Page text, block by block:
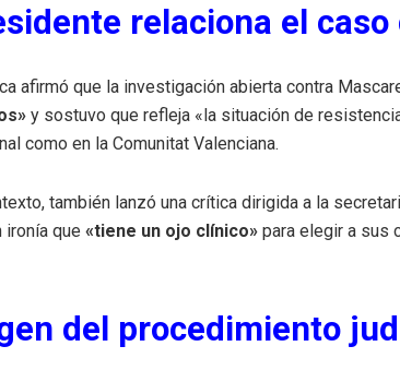
relaciona el
afirmó que la investigación abierta contra
y sostuvo que refleja «la situación de
como en la Comunitat Valenciana.
también lanzó una crítica dirigida a la
ironía que «tiene un ojo clínico» para elegir a sus
del procedimiento